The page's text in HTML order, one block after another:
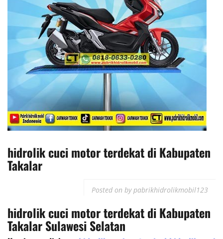
hidrolik cuci motor terdekat di Kabupaten
Takalar
Posted on bypabrikhidrolikmobil123
hidrolik cuci motorterdekatdiKabupaten
Takalar Sulawesi Selatan